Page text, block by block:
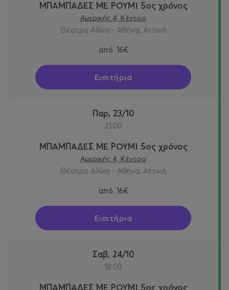
ΜΠΑΜΠΑΔΕΣ ΜΕ ΡΟΥΜΙ 5ος χρόνος
Αμερικής 4, Κέντρο
Θέατρο Αλίκη - Αθήνα, Αττική
από 16€
Εισιτήρια
Παρ, 23/10
21:00
ΜΠΑΜΠΑΔΕΣ ΜΕ ΡΟΥΜΙ 5ος χρόνος
Αμερικής 4, Κέντρο
Θέατρο Αλίκη - Αθήνα, Αττική
από 16€
Εισιτήρια
Σαβ, 24/10
18:00
ΜΠΑΜΠΑΔΕΣ ΜΕ ΡΟΥΜΙ 5ος χρόνος